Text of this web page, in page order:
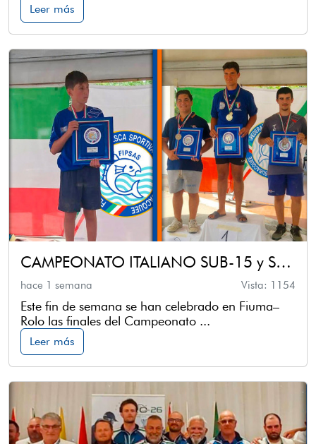
Leer más
CAMPEONATO ITALIANO SUB-15 y SUB-20 - PESCA DE CARPA
hace 1 semana Vista: 1154
Este fin de semana se han celebrado en Fiuma–
Rolo las finales del Campeonato ...
Leer más